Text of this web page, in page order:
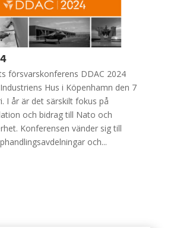
försvarskonferens DDAC 2024
Hus i Köpenhamn den 7
I år är det särskilt fokus på
och bidrag till Nato och
Konferensen vänder sig till
och...